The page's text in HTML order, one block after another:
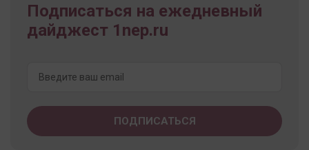
Подписаться на ежедневный
дайджест 1nep.ru